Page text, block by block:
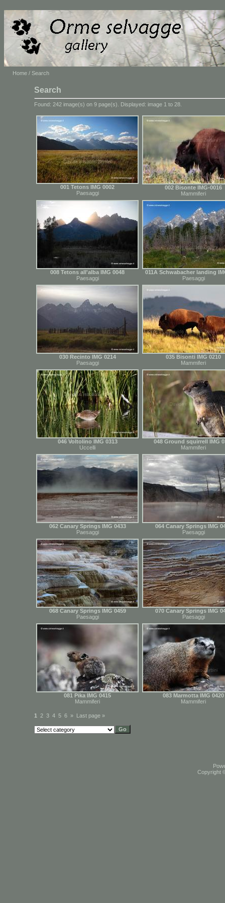
Home / Search
Search
Found: 242 image(s) on 9 page(s). Displayed: image 1 to 28.
001 Tetons IMG 0002
Paesaggi
002 Bisonte IMG-0016
Mammiferi
008 Tetons all'alba IMG 0048
Paesaggi
011A Schwabacher landing
Paesaggi
030 Recinto IMG 0214
Paesaggi
035 Bisonti IMG 0210
Mammiferi
046 Voltolino IMG 0313
Uccelli
048 Ground squirrell IMG
Mammiferi
062 Canary Springs IMG 0433
Paesaggi
064 Canary Springs IMG
Paesaggi
068 Canary Springs IMG 0459
Paesaggi
070 Canary Springs IMG
Paesaggi
081 Pika IMG 0415
Mammiferi
083 Marmotta IMG 0420
Mammiferi
1 2 3 4 5 6 » Last page »
Copyright